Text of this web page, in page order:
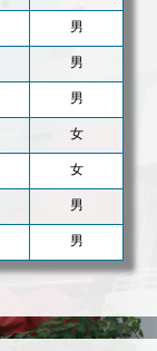
男
男
男
女
女
男
男